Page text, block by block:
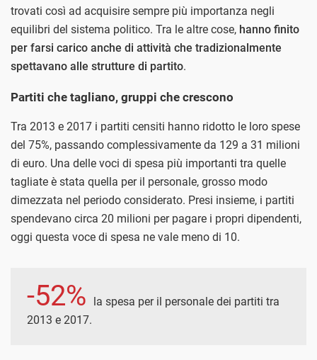
trovati così ad acquisire sempre più importanza negli
equilibri del sistema politico. Tra le altre cose, hanno finito
per farsi carico anche di attività che tradizionalmente
spettavano alle strutture di partito.
Partiti che tagliano, gruppi che crescono
Tra 2013 e 2017 i partiti censiti hanno ridotto le loro spese
del 75%, passando complessivamente da 129 a 31 milioni
di euro. Una delle voci di spesa più importanti tra quelle
tagliate è stata quella per il personale, grosso modo
dimezzata nel periodo considerato. Presi insieme, i partiti
spendevano circa 20 milioni per pagare i propri dipendenti,
oggi questa voce di spesa ne vale meno di 10.
-52%
la spesa per il personale dei partiti tra
2013 e 2017.